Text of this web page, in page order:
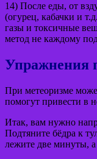
14) После еды, от
(огурец, кабачки и
газы и токсичные
метод не каждому
Упражнения
При метеоризме
помогут привести в
Итак, вам нужно
Подтяните бёдра к
лежите две минуты, а